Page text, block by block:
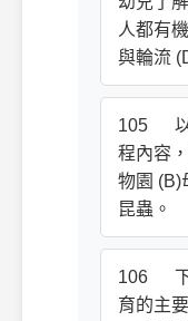
人都有
與輪流
105 以
程內容
物園 (B)
昆蟲。
106 下
育的主